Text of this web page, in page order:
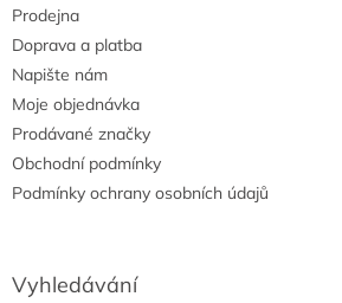
Prodejna
Doprava a platba
Napište nám
Moje objednávka
Prodávané značky
Obchodní podmínky
Podmínky ochrany osobních údajů
Vyhledávání